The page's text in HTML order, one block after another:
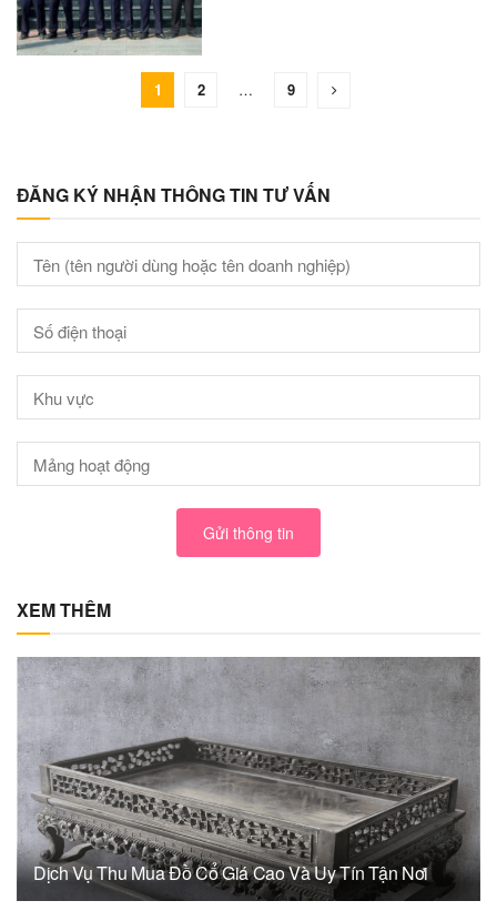
1 2 … 9
ĐĂNG KÝ NHẬN THÔNG TIN TƯ VẤN
Gửi thông tin
XEM THÊM
Dịch Vụ Thu Mua Đồ Cổ Giá Cao Và Uy Tín Tận Nơi